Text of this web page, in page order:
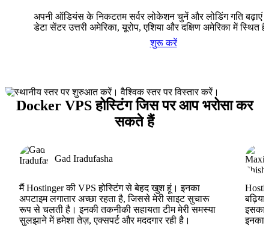
अपनी ऑडियंस के निकटतम सर्वर लोकेशन चुनें और लोडिंग गति बढ़ाएं।
डेटा सेंटर उत्तरी अमेरिका, यूरोप, एशिया और दक्षिण अमेरिका में स्थित
शुरू करें
Docker VPS होस्टिंग जिस पर आप भरोसा कर
सकते हैं
Gad Iradufasha
मैं Hostinger की VPS होस्टिंग से बेहद खुश हूं। इनका
अपटाइम लगातार अच्छा रहता है, जिससे मेरी साइट सुचारू
रूप से चलती है। इनकी तकनीकी सहायता टीम मेरी समस्या
सुलझाने में हमेशा तेज़, एक्सपर्ट और मददगार रही है।
इसका
इनका